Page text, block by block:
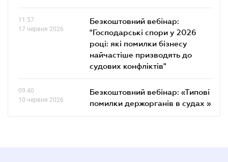
11.57
17 червня 2026
Безкоштовний вебінар:
"Господарські спори у 2026
році: які помилки бізнесу
найчастіше призводять до
судових конфліктів"
09.40
10 червня 2026
Безкоштовний вебінар: «Типові
помилки держорганів в судах »